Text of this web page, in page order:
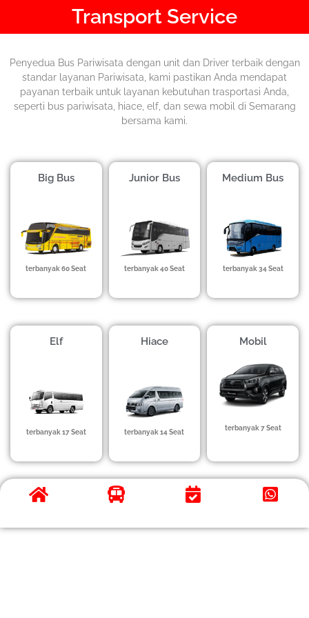
Transport Service
Penyedua Bus Pariwisata dengan unit dan Driver terbaik dengan
standar layanan Pariwisata, kami pastikan Anda mendapat
payanan terbaik untuk layanan kebutuhan trasportasi Anda,
seperti bus pariwisata, hiace, elf, dan sewa mobil di Semarang
bersama kami.
Big Bus
terbanyak 60 Seat
Junior Bus
terbanyak 40 Seat
Medium Bus
terbanyak 34 Seat
Elf
terbanyak 17 Seat
Hiace
terbanyak 14 Seat
Mobil
terbanyak 7 Seat